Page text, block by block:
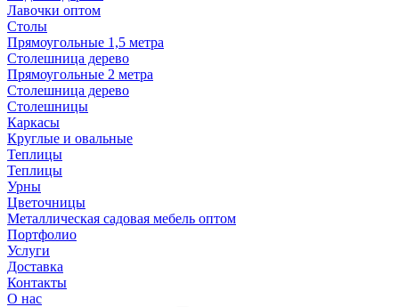
Лавочки оптом
Столы
Прямоугольные 1,5 метра
Столешница дерево
Прямоугольные 2 метра
Столешница дерево
Столешницы
Каркасы
Круглые и овальные
Теплицы
Теплицы
Урны
Цветочницы
Металлическая садовая мебель оптом
Портфолио
Услуги
Доставка
Контакты
О нас